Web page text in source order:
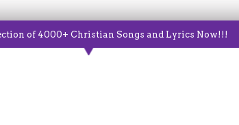
of 4000+ Christian Songs and Lyrics Now!!!